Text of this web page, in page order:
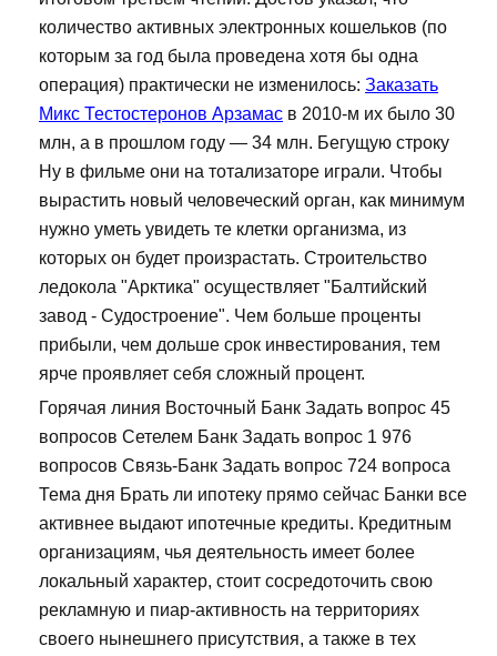
количество активных электронных кошельков (по
которым за год была проведена хотя бы одна
операция) практически не изменилось: Заказать
Микс Тестостеронов Арзамас в 2010-м их было 30
млн, а в прошлом году — 34 млн. Бегущую строку
Ну в фильме они на тотализаторе играли. Чтобы
вырастить новый человеческий орган, как минимум
нужно уметь увидеть те клетки организма, из
которых он будет произрастать. Строительство
ледокола "Арктика" осуществляет "Балтийский
завод - Судостроение". Чем больше проценты
прибыли, чем дольше срок инвестирования, тем
ярче проявляет себя сложный процент.
Горячая линия Восточный Банк Задать вопрос 45
вопросов Сетелем Банк Задать вопрос 1 976
вопросов Связь-Банк Задать вопрос 724 вопроса
Тема дня Брать ли ипотеку прямо сейчас Банки все
активнее выдают ипотечные кредиты. Кредитным
организациям, чья деятельность имеет более
локальный характер, стоит сосредоточить свою
рекламную и пиар-активность на территориях
своего нынешнего присутствия, а также в тех